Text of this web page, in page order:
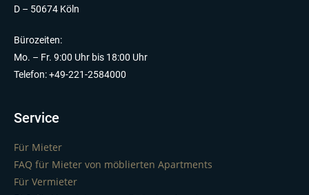
D – 50674 Köln
Bürozeiten:
Mo. – Fr. 9:00 Uhr bis 18:00 Uhr
Telefon: +49-221-2584000
Service
Für Mieter
FAQ für Mieter von möblierten Apartments
Für Vermieter